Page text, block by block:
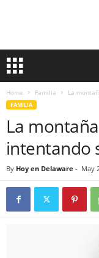
Home Familia La
FAMILIA
La
intentando
By Hoy en Delaware - May